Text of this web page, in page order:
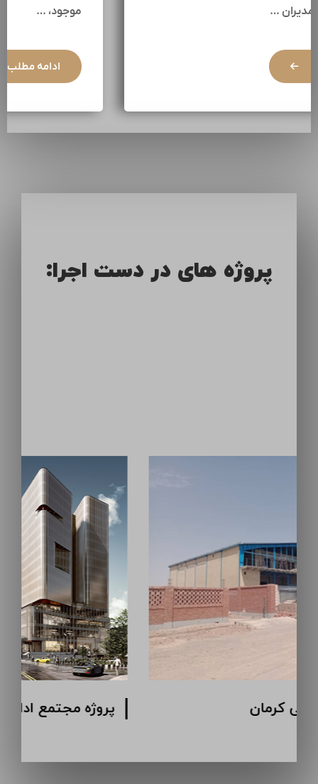
عبیات،جمعی از مدیران …
پروژه های در دست اجرا:
پروژه انبار دارویی کرمان